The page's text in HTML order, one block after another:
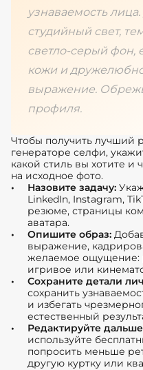
узнаваемость
студийный свет,
светло-серый фон,
кожи и
выражение.
профиля.
Чтобы получить лучший
генераторе селфи,
какой стиль вы хотите и
на исходное фото.
Назовите задачу:
LinkedIn, Instagram,
резюме, страницы
аватара.
Опишите образ:
выражение,
желаемое ощущение:
игривое или
Сохраните детали
сохранить
и избегать
естественный
Редактируйте
используйте
попросить меньше
другую куртку или